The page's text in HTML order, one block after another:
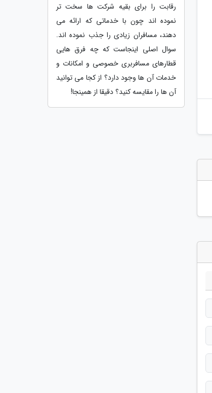
رقابت را برای بقیه شرکت ها سخت تر
نموده اند چون با خدماتی که ارائه می
دهند، مسافران زیادی را جذب نموده اند.
سوال اصلی اینجاست که چه فرق هایی
قطارهای مسافربری خصوصی و امکانات و
خدمات آن ها وجود دارد؟ از کجا می توانید
آن ها را مقایسه کنید؟ دقیقا از همینجا!